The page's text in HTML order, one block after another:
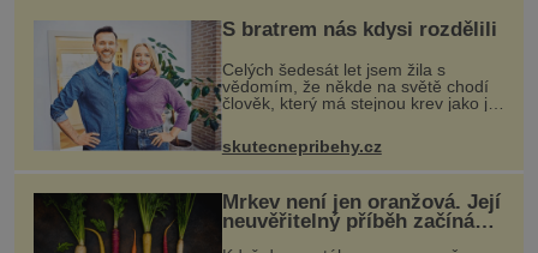
S bratrem nás kdysi rozdělili
Celých šedesát let jsem žila s
vědomím, že někde na světě chodí
člověk, který má stejnou krev jako já.
Jen jsem si už nedovedla vybavit
jeho tvář. Byli jsme ještě malí, když
jsme s mým o šest let mlad
skutecnepribehy.cz
Mrkev není jen oranžová. Její
neuvěřitelný příběh začíná